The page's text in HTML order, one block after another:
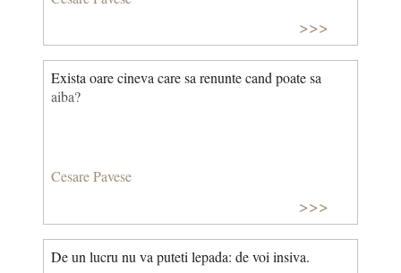
>>>
Exista oare cineva care sa renunte cand poate sa
aiba?
Cesare Pavese
>>>
De un lucru nu va puteti lepada: de voi insiva.